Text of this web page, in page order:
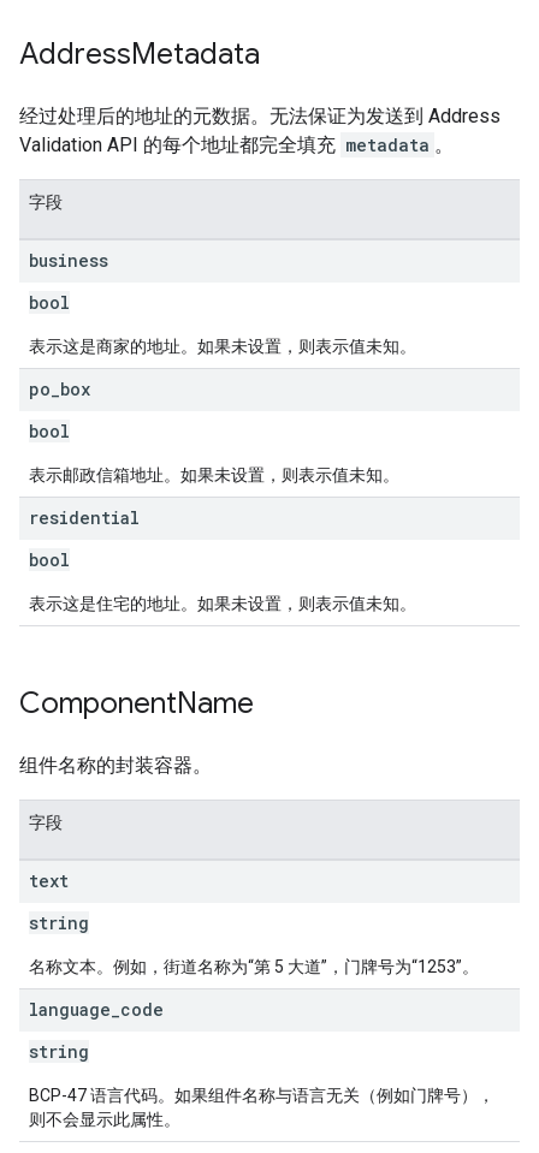
AddressMetadata
经过处理后的地址的元数据。无法保证为发送到 Address
Validation API 的每个地址都完全填充 metadata 。
字段
business
bool
表示这是商家的地址。如果未设置，则表示值未知。
po box
bool
表示邮政信箱地址。如果未设置，则表示值未知。
residential
bool
表示这是住宅的地址。如果未设置，则表示值未知。
ComponentName
组件名称的封装容器。
字段
text
string
名称文本。例如，街道名称为“第 5 大道”，门牌号为“1253”。
language code
string
BCP-47 语言代码。如果组件名称与语言无关（例如门牌号），
则不会显示此属性。